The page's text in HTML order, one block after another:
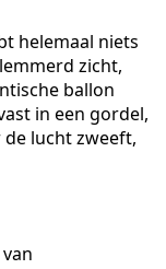
helemaal niets
zicht,
ballon
in een gordel,
lucht zweeft,